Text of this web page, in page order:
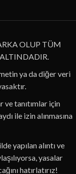
OLUP TÜM
ya da diğer veri
ve tanıtımlar için
ile izin alınmasına
yapılan alıntı ve
yasalar
hatırlatırız!